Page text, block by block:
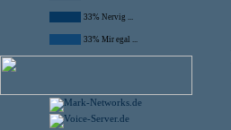
33% Nervig ...
33% Mir egal ...